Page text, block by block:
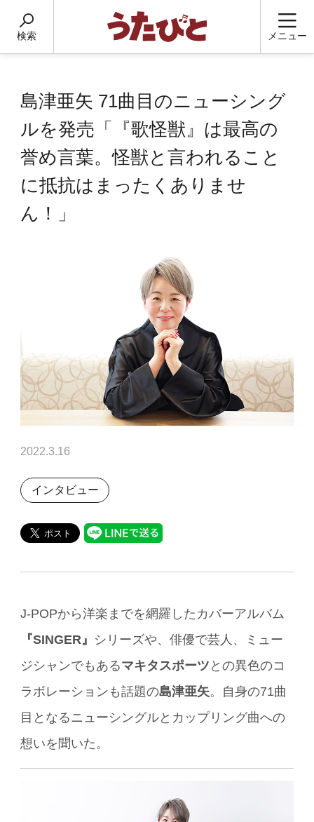
検索 メニュー
島津亜矢 71曲目のニューシング
ルを発売「『歌怪獣』は最高の
誉め言葉。怪獣と言われること
に抵抗はまったくありませ
ん！」
2022.3.16
インタビュー
J-POPから洋楽までを網羅したカバーアルバム
『SINGER』 シリーズや、俳優で芸人、ミュー
ジシャンでもあるマキタスポーツ との異色のコ
ラボレーションも話題の島津亜矢。自身の71曲
目となるニューシングルとカップリング曲への
想いを聞いた。